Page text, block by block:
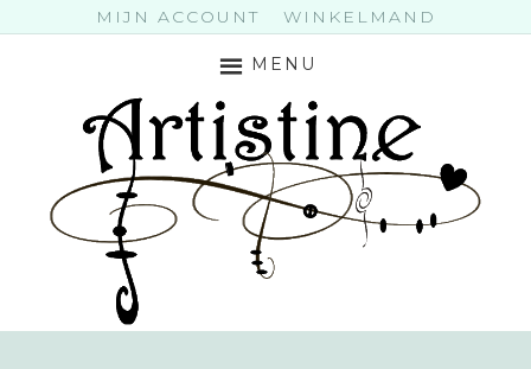
MIJN ACCOUNT WINKELMAND
MENU